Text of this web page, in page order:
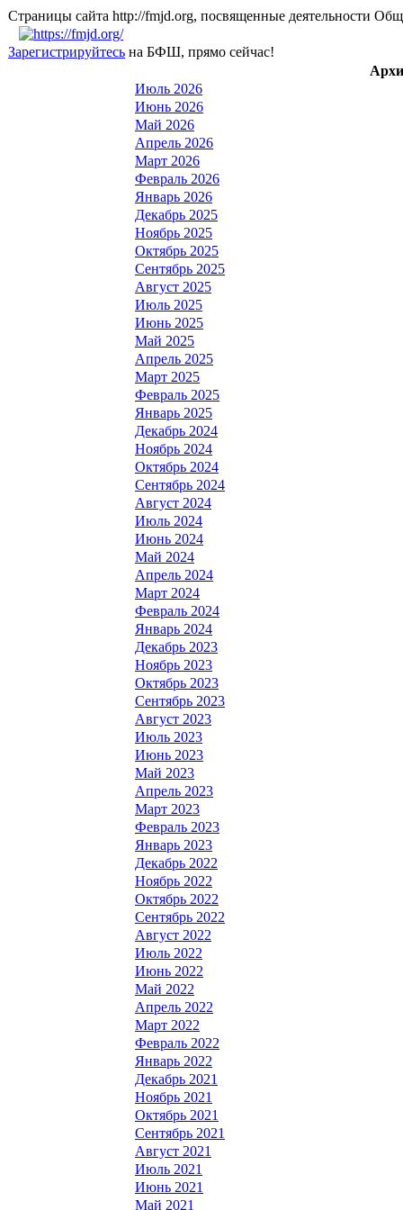
Страницы сайта http://fmjd.org, посвященные
Зарегистрируйтесь на БФШ, прямо сейчас!
Июль 2026
Июнь 2026
Май 2026
Апрель 2026
Март 2026
Февраль 2026
Январь 2026
Декабрь 2025
Ноябрь 2025
Октябрь 2025
Сентябрь 2025
Август 2025
Июль 2025
Июнь 2025
Май 2025
Апрель 2025
Март 2025
Февраль 2025
Январь 2025
Декабрь 2024
Ноябрь 2024
Октябрь 2024
Сентябрь 2024
Август 2024
Июль 2024
Июнь 2024
Май 2024
Апрель 2024
Март 2024
Февраль 2024
Январь 2024
Декабрь 2023
Ноябрь 2023
Октябрь 2023
Сентябрь 2023
Август 2023
Июль 2023
Июнь 2023
Май 2023
Апрель 2023
Март 2023
Февраль 2023
Январь 2023
Декабрь 2022
Ноябрь 2022
Октябрь 2022
Сентябрь 2022
Август 2022
Июль 2022
Июнь 2022
Май 2022
Апрель 2022
Март 2022
Февраль 2022
Январь 2022
Декабрь 2021
Ноябрь 2021
Октябрь 2021
Сентябрь 2021
Август 2021
Июль 2021
Июнь 2021
Май 2021